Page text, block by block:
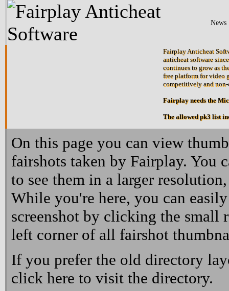
News
Fairplay Anticheat
anticheat software
continues to grow as
free platform for video
competitively and
Fairplay needs the
The allowed pk3 list
On this page you can view
fairshots taken by Fairplay. You
to see them in a larger
While you're here, you can
screenshot by clicking the small
left corner of all fairshot
If you prefer the old directory
click here to visit the directory.